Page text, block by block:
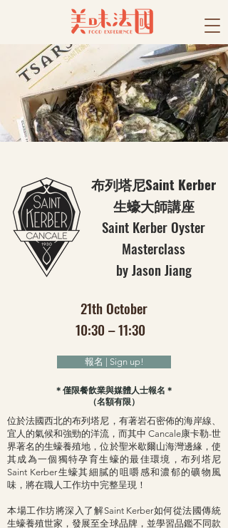
布列塔尼Saint Kerber
生蠔大師講座
Saint Kerber Oyster
Masterclass
​by Jason Jiang
21th October
10:30 – 11:30
報名 | Sign up!
＊僅限餐飲業與媒體人士報名＊
​（名額有限）
位於法國西北的布列塔尼，有著岩石密佈的海岸線、
宜人的氣候和強勁的洋流，而其中 Cancale康卡勒-世
界著名的生蠔養殖地，位於聖米歇爾山海灣邊緣，使
其成為一個獨特孕育生蠔的最佳環境，布列塔尼
Saint Kerber生蠔其細膩的咀嚼感和濃郁的礦物風
味，將在職人工作坊中完整呈現！
本場工作坊將深入了解Saint Kerber如何從法國傳統
生蠔養殖世家，發展至全球品牌，並學習品鑑不同款